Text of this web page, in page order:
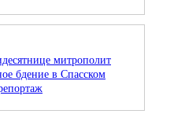
митрополит
бдение в Спасском